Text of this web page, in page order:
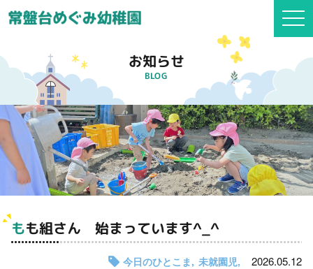
お知らせ
BLOG
もも組さん 始まっています^_^
今日のひとこま 未就園児 2026.05.12